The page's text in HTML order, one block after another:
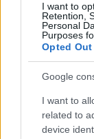
I want to
Retention,
Personal
Purposes
Opted Out
Google
I want to
related to
device
zene viszonyt
szerint kezeli.
prózaisága
dolgát. Az
Madarász
a széles
emfatikusan
énekbeszéd
egyazon